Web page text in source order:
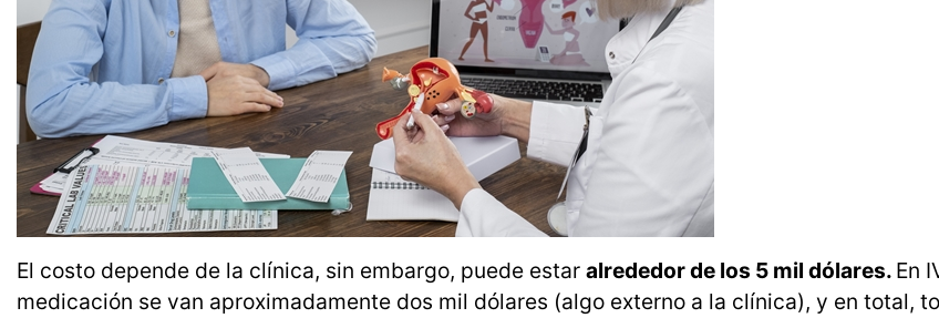
El costo depende de la clínica, sin embargo, puede estar alrededor de los 5 mil dólares. En
medicación se van aproximadamente dos mil dólares (algo externo a la clínica), y en total,